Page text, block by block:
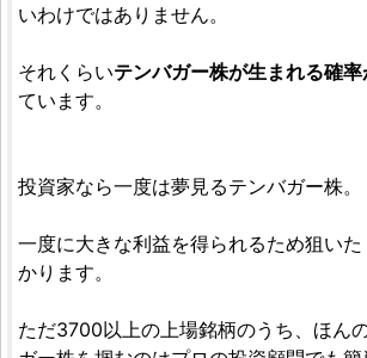
いわけではありません。
それくらいテンバガー株が生まれる確
ています。
投資家なら一度は夢見るテンバガー株。
一度に大きな利益を得られるため狙い
かります。
ただ3700以上の上場銘柄のうち、ほん